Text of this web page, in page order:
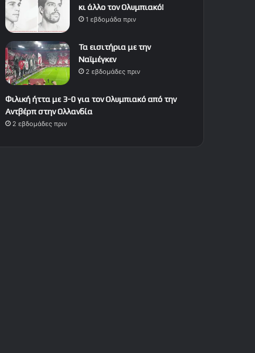
κι άλλο τον Ολυμπιακό!
1 εβδομάδα πριν
Τα εισιτήρια με την
Ναϊμέγκεν
2 εβδομάδες πριν
Φιλική ήττα με 3-0 για τον Ολυμπιακό από την
Αντβέρπ στην Ολλανδία
2 εβδομάδες πριν